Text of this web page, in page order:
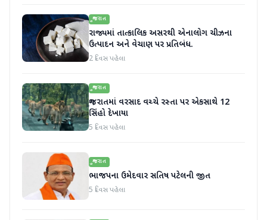
ગુજરાત
રાજ્યમાં તાત્કાલિક અસરથી એનાલોગ ચીઝના
ઉત્પાદન અને વેચાણ પર પ્રતિબંધ.
2 દિવસ પહેલા
ગુજરાત
ગુજરાતમાં વરસાદ વચ્ચે રસ્તા પર એકસાથે 12
સિંહો દેખાયા
5 દિવસ પહેલા
ગુજરાત
ભાજપના ઉમેદવાર સતિષ પટેલની જીત
5 દિવસ પહેલા